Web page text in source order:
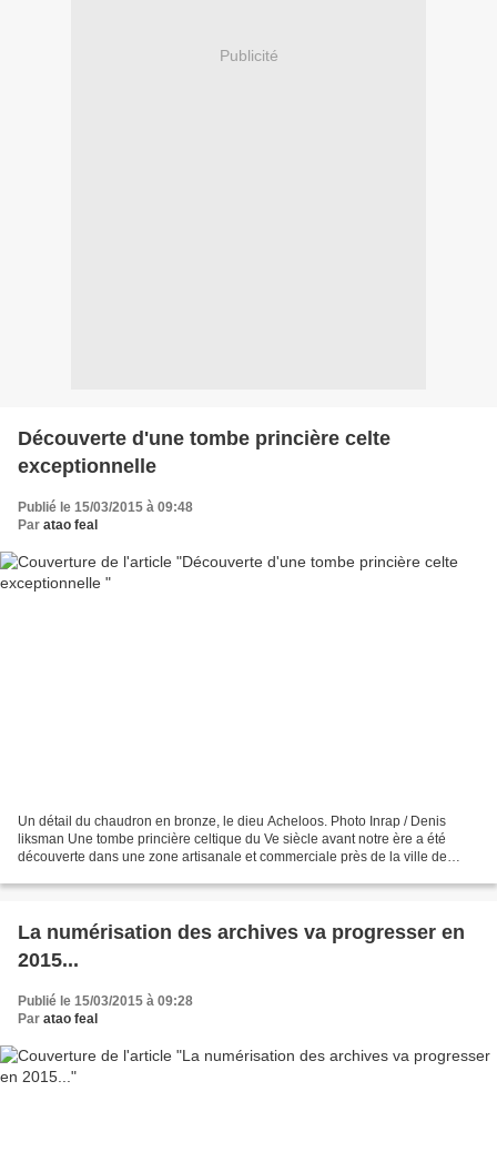
Publicité
Découverte d'une tombe princière celte
exceptionnelle
Publié le 15/03/2015 à 09:48
Par atao feal
Un détail du chaudron en bronze, le dieu Acheloos. Photo Inrap / Denis
liksman Une tombe princière celtique du Ve siècle avant notre ère a été
découverte dans une zone artisanale et commerciale près de la ville de
La numérisation des archives va progresser en
2015...
Publié le 15/03/2015 à 09:28
Par atao feal